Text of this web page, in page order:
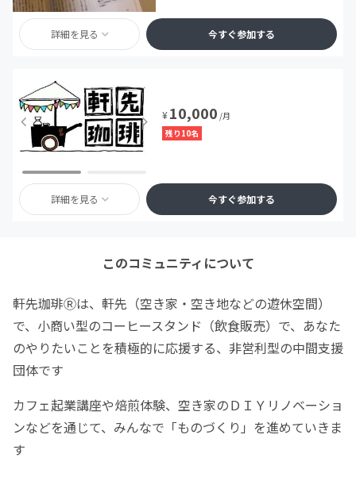
詳細を見る 今すぐ参加する
¥10,000 /月
残り10名
詳細を見る 今すぐ参加する
このコミュニティについて
軒先珈琲Ⓡは、軒先（空き家・空き地などの遊休空間）
で、小商い型のコーヒースタンド（飲食販売）で、あなた
のやりたいことを積極的に応援する、非営利型の中間支援
団体です
カフェ起業講座や焙煎体験、空き家のＤＩＹリノベーショ
ンなどを通じて、みんなで「ものづくり」を進めていきま
す